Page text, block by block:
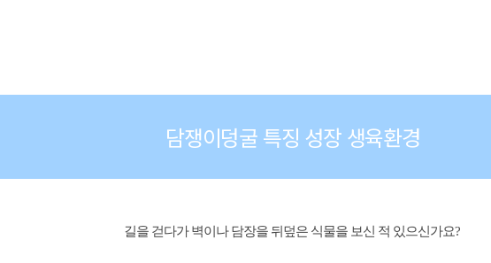
담쟁이덩굴 특징 성장 생육환경
길을 걷다가 벽이나 담장을 뒤덮은 식물을 보신 적 있으신가요?